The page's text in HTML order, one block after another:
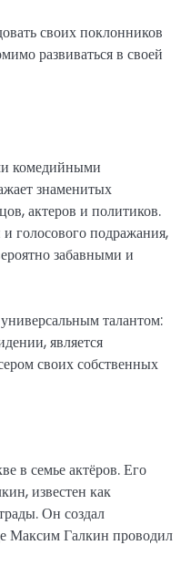
своих поклонников
развиваться в своей
комедийными
знаменитых
актеров и политиков.
голосового подражания,
забавными и
талантом:
является
своих собственных
в семье актёров. Его
известен как
Он создал
Максим Галкин проводил